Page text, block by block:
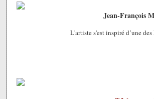
Jean-François
L'artiste s'est inspiré d’une